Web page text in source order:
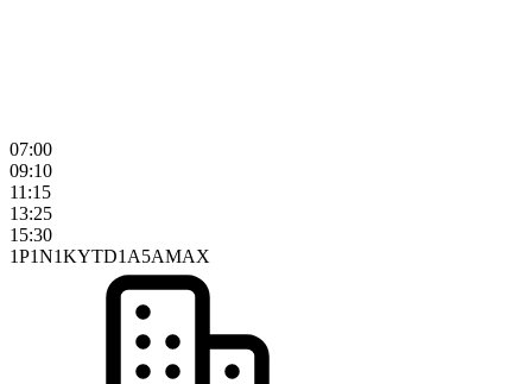
07:00
09:10
11:15
13:25
15:30
1P1N1KYTD1A5AMAX